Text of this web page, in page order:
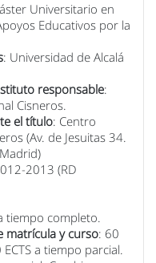
Universitario en
Educativos por la
: Universidad de Alcalá
responsable:
Cisneros.
el título: Centro
(Av. de Jesuitas 34.
2013 (RD
tiempo completo.
matrícula y curso: 60
a tiempo parcial.